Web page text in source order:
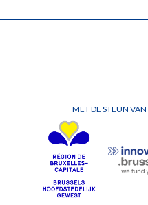
MET DE STEUN VAN